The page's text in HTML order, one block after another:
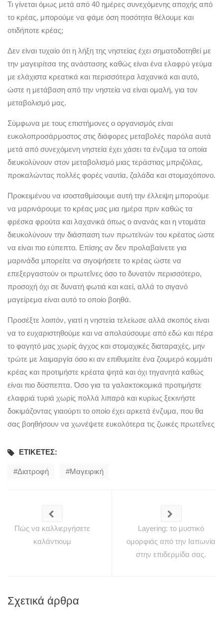
Τι γίνεται όμως μετά από 40 ημέρες συνεχόμενης αποχής από
το κρέας, μπορούμε να φάμε όση ποσότητα θέλουμε και
οτιδήποτε κρέας;
Δεν είναι τυχαίο ότι η λήξη της νηστείας έχει σηματοδοτηθεί με
την μαγειρίτσα της ανάστασης καθώς είναι ένα ελαφρύ γεύμα
με ελάχιστα κρεατικά και περισσότερα λαχανικά και αυτό,
ώστε η μετάβαση από την νηστεία να είναι ομαλή, για τον
μεταβολισμό μας.
Σύμφωνα με τους επιστήμονες ο οργανισμός είναι
ευκολοπροσάρμοστος στις διάφορες μεταβολές παρόλα αυτά
μετά από συνεχόμενη νηστεία έχει χάσει τα ένζυμα τα οποία
διευκολύνουν στον μεταβολισμό μιας τεράστιας μπριζόλας,
προκαλώντας πολλές φορές ναυτία, ζαλάδα και στομαχόπονο.
Προκειμένου να ισοσταθμίσουμε αυτή την έλλειψη μπορούμε
να μαρινάρουμε το κρέας μας μια ημέρα πριν καθώς τα
φρέσκα φρούτα και λαχανικά όπως ο ανανάς και η ντομάτα
διευκολύνουν την διάσπαση των πρωτεϊνών του κρέατος ώστε
να είναι πιο εύπεπτο. Επίσης αν δεν προλαβαίνετε για
μαρινάδα μπορείτε να σιγοψήσετε το κρέας ώστε να
επεξεργαστούν οι πρωτεΐνες όσο το δυνατόν περισσότερο,
προσοχή όχι σε δυνατή φωτιά και καεί, αλλά το σιγανό
μαγείρεμα είναι αυτό το οποίο βοηθά.
Προσέξτε λοιπόν, γιατί η νηστεία τελείωσε αλλά σκοπός είναι
να το ευχαριστηθούμε και να απολαύσουμε από εδώ και πέρα
το φαγητό μας χωρίς άγχος και στομαχικές διαταραχές, μην
τρώτε με λαιμαργία όσο κι αν επιθυμείτε ένα ζουμερό κομμάτι
κρέας και προτιμήστε κρέατα ψητά και όχι τηγανητά καθώς
είναι πιο δύσπεπτα. Όσο για τα γαλακτοκομικά προτιμήστε
ελαφριά τυριά χωρίς πολλά λιπαρά και κυρίως ξεκινήστε
δοκιμάζοντας γιαούρτι το οποίο έχει αρκετά ένζυμα, που θα
σας βοηθήσουν να χωνέψετε ευκολότερα τις ζωικές πρωτεΐνες
ΕΤΙΚΈΤΕΣ:
Διατροφή Μαγειρική
Πώς να καλλιεργήσετε
καλάντιουμ
Layering: το μυστικό
ομορφιάς από την Ιαπωνία
στην επιδερμίδα σας.
Σχετικά άρθρα